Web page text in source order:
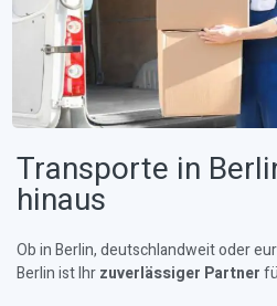
Transporte in
hinaus
Ob in Berlin, deutschlandweit oder
Berlin ist Ihrzuverlässiger Partner